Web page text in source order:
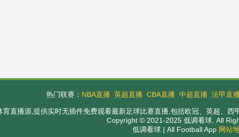
热门联赛： NBA直播 英超直播 CBA直播 中超直播 法甲直播
直播源,提供实时无插件免费观看最新足球比赛直播,包括欧冠、英超、
Copyright © 2021-2025 低调看球. All
低调看球 | All Football App 网站